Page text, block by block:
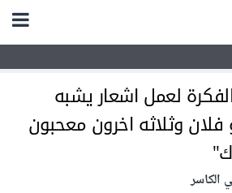
لعمل اشعار يشبه
وثلاثه اخرون معحبون